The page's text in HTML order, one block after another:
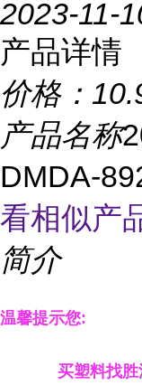
2023-11-
产品详情
价格：
产品名称
DMDA-
看相似产
简介
温馨提示您:
买塑料找胜